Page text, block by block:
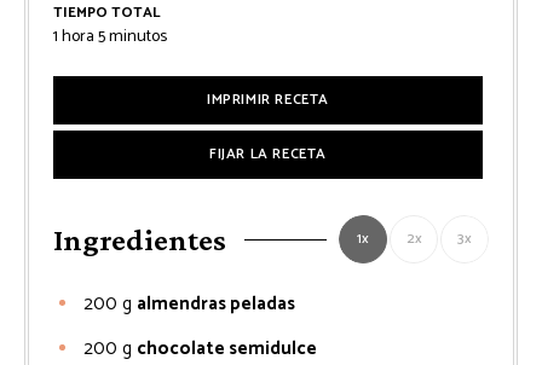
TIEMPO TOTAL
1hora
hora5minutos
minutos
IMPRIMIR RECETA
FIJAR LA RECETA
Ingredientes 1x 2x 3x
200 g almendras peladas
200 g chocolate semidulce